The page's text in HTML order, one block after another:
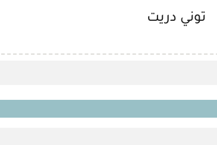
توني دريت